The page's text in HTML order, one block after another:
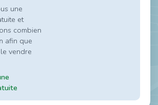
une
et
combien
afin que
vendre